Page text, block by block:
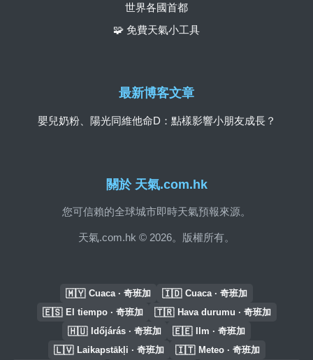
關於 天氣.com.hk
您可信賴的全球城市即時天氣預報來源。
天氣.com.hk © 2026。版權所有。
世界各國首都
🧩 免費天氣小工具
最新博客文章
嬰兒奶粉、陽光同維他命D：點樣影響小朋友成長？
🇲🇾 Cuaca · 奇班加 🇮🇩 Cuaca · 奇班加
🇪🇸 El tiempo · 奇班加 🇹🇷 Hava durumu · 奇班加
🇭🇺 Időjárás · 奇班加 🇪🇪 Ilm · 奇班加
🇱🇻 Laikapstākļi · 奇班加 🇮🇹 Meteo · 奇班加